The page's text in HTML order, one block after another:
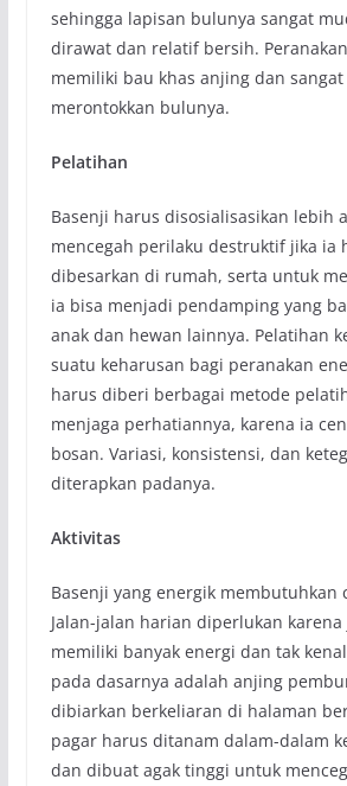
sehingga lapisan bulunya sangat
dirawat dan relatif bersih.
memiliki bau khas anjing dan
merontokkan bulunya.
Pelatihan
Basenji harus disosialisasikan lebih
mencegah perilaku destruktif jika ia
dibesarkan di rumah, serta untuk
ia bisa menjadi pendamping yang
anak dan hewan lainnya. Pelatihan
suatu keharusan bagi peranakan
harus diberi berbagai metode
menjaga perhatiannya, karena ia
bosan. Variasi, konsistensi, dan
diterapkan padanya.
Aktivitas
Basenji yang energik membutuhkan
Jalan-jalan harian diperlukan
memiliki banyak energi dan tak
pada dasarnya adalah anjing
dibiarkan berkeliaran di halaman
pagar harus ditanam dalam-dalam
dan dibuat agak tinggi untuk